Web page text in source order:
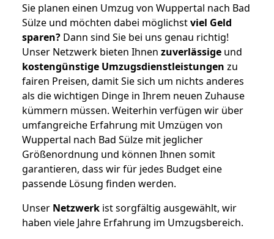
Sie planen einen Umzug von Wuppertal nach Bad
Sülze und möchten dabei möglichstviel Geld
sparen? Dann sind Sie bei uns genau richtig!
Unser Netzwerk bieten Ihnen zuverlässige und
kostengünstige Umzugsdienstleistungen zu
fairen Preisen, damit Sie sich um nichts anderes
als die wichtigen Dinge in Ihrem neuen Zuhause
kümmern müssen. Weiterhin verfügen wir über
umfangreiche Erfahrung mit Umzügen von
Wuppertal nach Bad Sülze mit jeglicher
Größenordnung und können Ihnen somit
garantieren, dass wir für jedes Budget eine
passende Lösung finden werden.
Unser Netzwerk ist sorgfältig ausgewählt, wir
haben viele Jahre Erfahrung im Umzugsbereich.